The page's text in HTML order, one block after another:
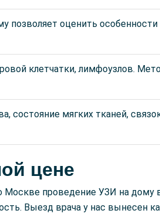
позволяет оценить
клетчатки, лимфоузлов.
состояние мягких тканей,
цене
проведение УЗИ на дому
Выезд врача у нас вынесен